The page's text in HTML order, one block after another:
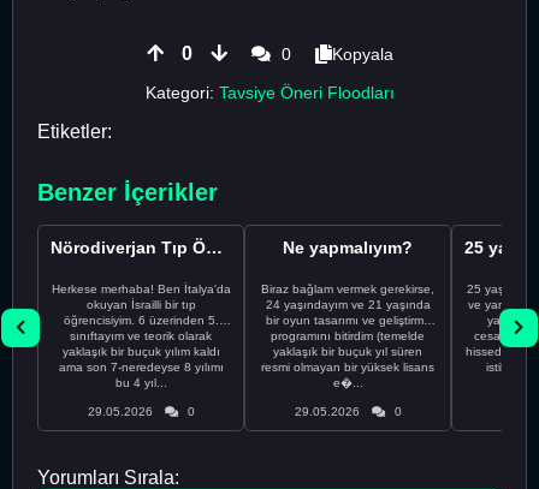
0 0
Kopyala
Kategori: Tavsiye Öneri Floodları
Etiketler:
Benzer İçerikler
Nörodiverjan Tıp Öğrencisi Yeni Bir Yol Arıyor
Herkese merhaba! Ben İtalya'da
okuyan İsrailli bir tıp
öğrencisiyim. 6 üzerinden 5.
sınıftayım ve teorik olarak
yaklaşık bir buçuk yılım kaldı
ama son 7-neredeyse 8 yılımı
bu 4 yıl...
29.05.2026 0
Ne yapmalıyım?
Biraz bağlam vermek gerekirse,
24 yaşındayım ve 21 yaşında
bir oyun tasarımı ve geliştirme
programını bitirdim (temelde
yaklaşık bir buçuk yıl süren
resmi olmayan bir yüksek lisans
e�...
29.05.2026 0
25
ve yanlış
cesaretimin
Yorumları Sırala: